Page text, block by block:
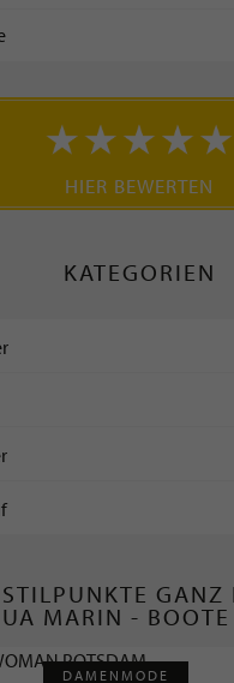
HIER BEWERTEN
KATEGORIEN
GANZ
MARIN - BOOTE
DAMENMODE